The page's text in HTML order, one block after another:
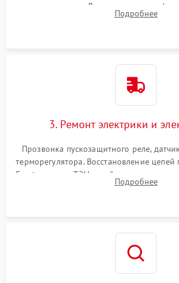
течеискателем. Демонтаж старого
продувка капиллярной трубки для
Подробнее
3. Ремонт электрики и
Прозвонка пускозащитного реле,
терморегулятора. Восстановление
Frost, включая ТЭН оттайки и
платы управления при сбоях
Подробнее